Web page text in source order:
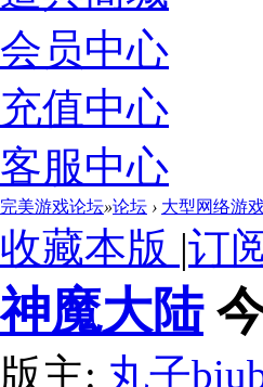
会员中心
充值中心
客服中心
完美游戏论坛»论坛 › 大型网络游
收藏本版 |订
神魔大陆
版主: 丸子